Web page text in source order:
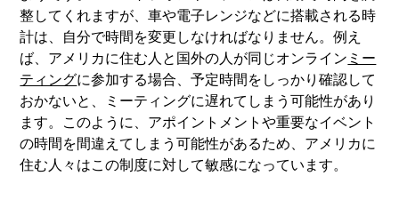
整してくれますが、車や電子レンジなどに搭載される時
計は、自分で時間を変更しなければなりません。例え
ば、アメリカに住む人と国外の人が同じオンライン ミー
ティングに参加する場合、予定時間をしっかり確認して
おかないと、ミーティングに遅れてしまう可能性があり
ます。このように、アポイントメントや重要なイベント
の時間を間違えてしまう可能性があるため、アメリカに
住む人々はこの制度に対して敏感になっています。